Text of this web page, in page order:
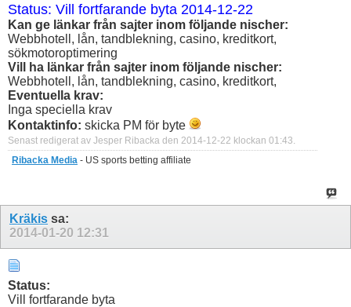
Status: Vill fortfarande byta 2014-12-22
Kan ge länkar från sajter inom följande nischer:
Webbhotell, lån, tandblekning, casino, kreditkort,
sökmotoroptimering
Vill ha länkar från sajter inom följande nischer:
Webbhotell, lån, tandblekning, casino, kreditkort,
Eventuella krav:
Inga speciella krav
Kontaktinfo: skicka PM för byte
Senast redigerat av Jesper Ribacka den 2014-12-22 klockan 01:43
Ribacka Media - US sports betting affiliate
Kräkis sa:
2014-01-20 12:31
Status:
Vill fortfarande byta